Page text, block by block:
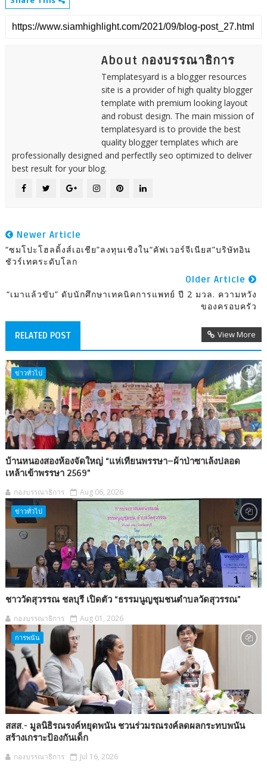
About กองบรรณาธิการ
Templatesyard is a blogger resources
site is a provider of high quality blogger
template with premium looking layout
and robust design. The main mission of
templatesyard is to provide the best
quality blogger templates which are
professionally designed and perfectlly seo optimized to deliver
best result for your blog.
Newer Article
“ซมโปะโฮลดิ้งส์เอเชีย”ลงทุนเชิงใน“คัฟเวอร์จีเนียส”บริษัทอิน
ชัวร์เทคระดับโลก
Older Article
“เมาแล้วขับ” ดับนักศึกษาเทคนิคการแพทย์ ปี 2 มวล. ความหวัง
ของครอบครัว
RELATED POST View More
ข่าวทั่วไป
บ้านหนองสองห้องจัดใหญ่ “แห่เทียนพรรษา–ผ้าป่าซาเล้งปลอด
เหล้าเข้าพรรษา 2569”
กองบรรณาธิการ Aug 06, 2026
ข่าวทั่วไป
ชาววัดสุวรรณ ชลบุรี เปิดตัว “ธรรมนูญชุมชนตำบลวัดสุวรรณ”
กองบรรณาธิการ Aug 01, 2026
การพนัน
สสส.- มูลนิธิรณรงค์หยุดพนัน ชวนร่วมรณรงค์ลดผลกระทบพนัน
สร้างเกราะป้องกันเด็ก
กองบรรณาธิการ Jul 16, 2026